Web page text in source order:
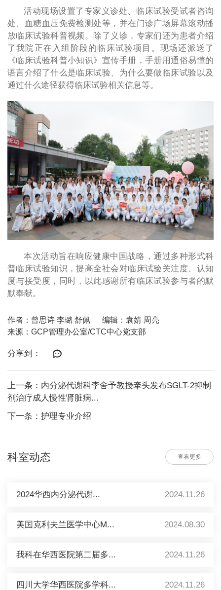
活动现场设置了专家义诊处、临床试验受试者咨询
处、血糖血压免费检测处等，并在门诊广场屏幕滚动播
放临床试验科普视频。除了义诊，专家们还为患者介绍
了我院正在入组阶段的临床试验项目。现场还派送了
《临床试验科普小知识》宣传手册，手册用通俗易懂的
语言介绍了什么是临床试验、为什么要做临床试验以及
通过什么途径获得临床试验相关信息等。
本次活动旨在响应健康中国战略，通过多种形式科
普临床试验知识，提高全社会对临床试验关注度、认知
度与接受度，同时，以此感谢所有临床试验参与者的默
默奉献。
作者：曾思诗 李璐 舒佩
编辑：袁婧 周亮
来源：GCP管理办公室/CTC中心党支部
分享到：
上一条：内分泌代谢科李舍予教授牵头发布SGLT-2抑制
剂治疗成人慢性肾脏病...
下一条：护理专业介绍
科室动态 查看更多
2024华西内分泌代谢... 2024.11.26
美国克利夫兰医学中心M... 2024.08.30
我科在华西医院第二届多... 2024.11.26
四川大学华西医院多学科... 2024.11.26